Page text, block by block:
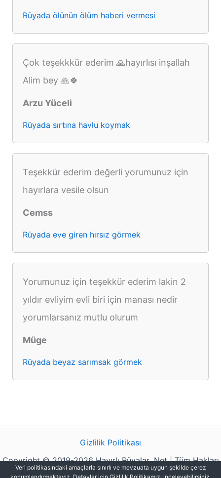
Rüyada ölünün ölüm haberi vermesi
Çok teşekkkür ederim 🙏hayırlısı inşallah
Alim bey 🙏🍀
Arzu Yüceli
Rüyada sırtına havlu koymak
Teşekkür ederim değerli yorumunuz için
hayırlara vesile olsun
Cemss
Rüyada eve giren hırsız görmek
Yorumunuz için teşekkür ederim lakin 2
yıldır evliyim evli biri için manası nedir
yorumlarsanız mutlu olurum
Müge
Rüyada beyaz sarımsak görmek
Gizlilik Politikası
Copyright © 2019-2026 Hayırlı Rüyalar .Net | Tüm Hakları
Saklıdır.
Veri politikasındaki amaçlarla sınırlı ve mevzuata uygun şekilde çerez